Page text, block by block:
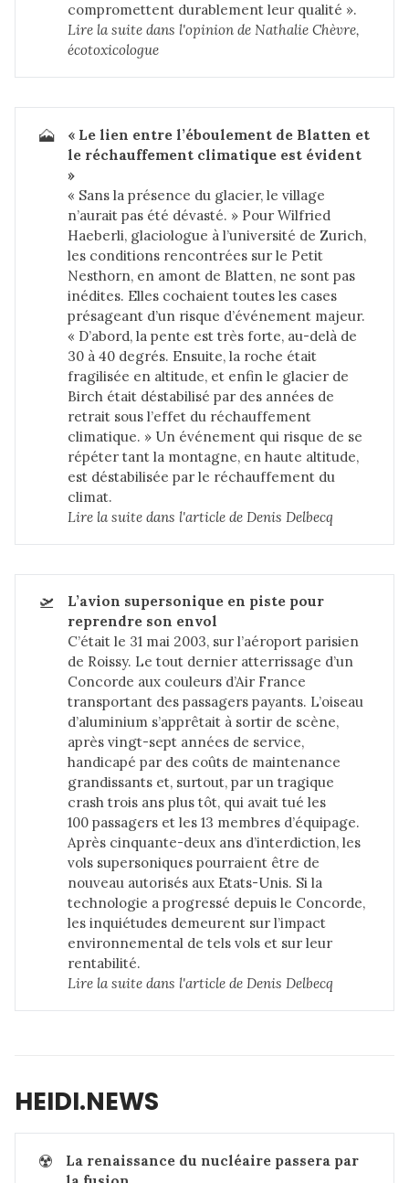
compromettent durablement leur qualité ».
Lire la suite dans l'opinion de Nathalie Chèvre,
écotoxicologue
🗻
« Le lien entre l’éboulement de Blatten et
le réchauffement climatique est évident
»
« Sans la présence du glacier, le village
n’aurait pas été dévasté. » Pour Wilfried
Haeberli, glaciologue à l’université de Zurich,
les conditions rencontrées sur le Petit
Nesthorn, en amont de Blatten, ne sont pas
inédites. Elles cochaient toutes les cases
présageant d’un risque d’événement majeur.
« D’abord, la pente est très forte, au-delà de
30 à 40 degrés. Ensuite, la roche était
fragilisée en altitude, et enfin le glacier de
Birch était déstabilisé par des années de
retrait sous l’effet du réchauffement
climatique. » Un événement qui risque de se
répéter tant la montagne, en haute altitude,
est déstabilisée par le réchauffement du
climat.
Lire la suite dans l'article de Denis Delbecq
🛫
L’avion supersonique en piste pour
reprendre son envol
C’était le 31 mai 2003, sur l’aéroport parisien
de Roissy. Le tout dernier atterrissage d’un
Concorde aux couleurs d’Air France
transportant des passagers payants. L’oiseau
d’aluminium s’apprêtait à sortir de scène,
après vingt-sept années de service,
handicapé par des coûts de maintenance
grandissants et, surtout, par un tragique
crash trois ans plus tôt, qui avait tué les
100 passagers et les 13 membres d’équipage.
Après cinquante-deux ans d’interdiction, les
vols supersoniques pourraient être de
nouveau autorisés aux Etats-Unis. Si la
technologie a progressé depuis le Concorde,
les inquiétudes demeurent sur l’impact
environnemental de tels vols et sur leur
rentabilité.
Lire la suite dans l'article de Denis Delbecq
HEIDI.NEWS
☢️
La renaissance du nucléaire passera par